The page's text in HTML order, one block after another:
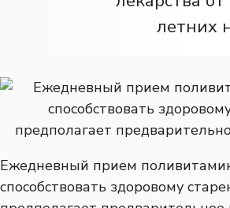
летних
Ежедневный прием
способствовать здоровому